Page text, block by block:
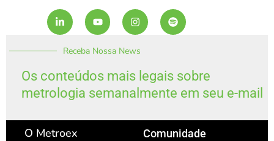
L
i
n
e
i
n
-
i
Y
o
u
u
e
I
n
s
a
r
a
m
S
p
o
y
Receba Nossa News
Os conteúdos mais legais sobre
metrologia semanalmente em seu e-mail
O Metroex Comunidade